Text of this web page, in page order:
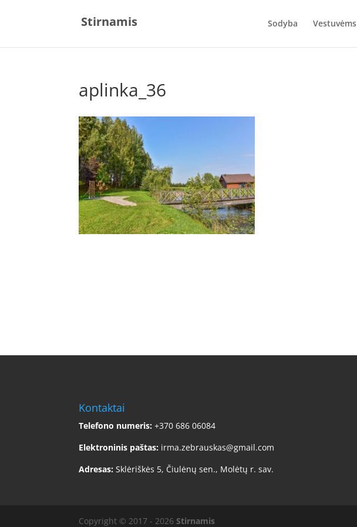
Stirnamis Sodyba Vestuvėms
aplinka_36
Kontaktai
Telefono numeris: +370 686 06084
Elektroninis paštas: irma.zebrauskas@gmail.com
Adresas: Sklėriškės 5, Čiulėnų sen., Molėtų r. sav.
Copyright © 2017 - 2026Stirnamis